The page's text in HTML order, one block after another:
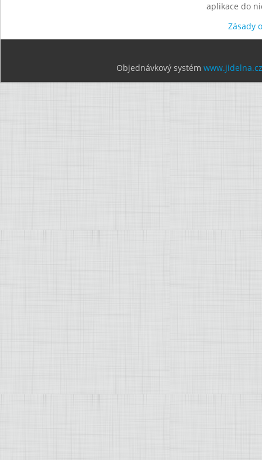
aplikace do
Zásady
Objednávkový systém www.jidelna.cz